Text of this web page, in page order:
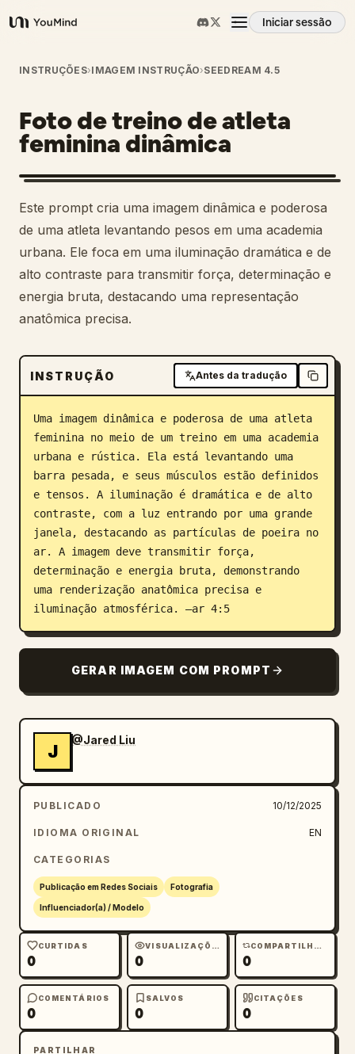
YouMind
Iniciar sessão
Visão geral
Casos de uso
Habilidades
Prompts
Preços
Transferir
Blogue
Atualizações
INSTRUÇÕES›IMAGEM INSTRUÇÃO›SEEDREAM 4.5
Foto de treino de atleta
feminina dinâmica
Este prompt cria uma imagem dinâmica e poderosa
de uma atleta levantando pesos em uma academia
urbana. Ele foca em uma iluminação dramática e de
alto contraste para transmitir força, determinação e
energia bruta, destacando uma representação
anatômica precisa.
INSTRUÇÃO Antes da tradução
Uma imagem dinâmica e poderosa de uma atleta
feminina no meio de um treino em uma academia
urbana e rústica. Ela está levantando uma
barra pesada, e seus músculos estão definidos
e tensos. A iluminação é dramática e de alto
contraste, com a luz entrando por uma grande
janela, destacando as partículas de poeira no
ar. A imagem deve transmitir força,
determinação e energia bruta, demonstrando
uma renderização anatômica precisa e
iluminação atmosférica. –ar 4:5
GERAR IMAGEM COM PROMPT
J
@Jared Liu
PUBLICADO 10/12/2025
IDIOMA ORIGINAL EN
CATEGORIAS
Publicação em Redes Sociais Fotografia
Influenciador(a) / Modelo
CURTIDAS
0
VISUALIZAÇÕES
0
COMPARTILHAMENTOS
0
COMENTÁRIOS
0
SALVOS
0
CITAÇÕES
0
PARTILHAR